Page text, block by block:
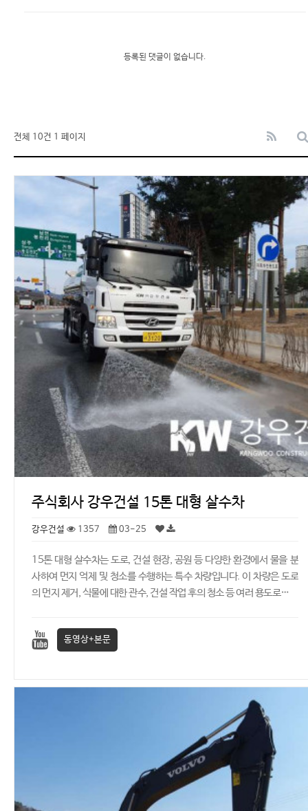
등록된 댓글이 없습니다.
전체 10건 1 페이지
주식회사 강우건설 15톤 대형 살수차
강우건설 1357 03-25
15톤 대형 살수차는 도로, 건설 현장, 공원 등 다양한 환경에서 물을 분
사하여 먼지 억제 및 청소를 수행하는 특수 차량입니다. 이 차량은 도로
의 먼지 제거, 식물에 대한 관수, 건설 작업 후의 청소 등 여러 용도로…
동영상+본문